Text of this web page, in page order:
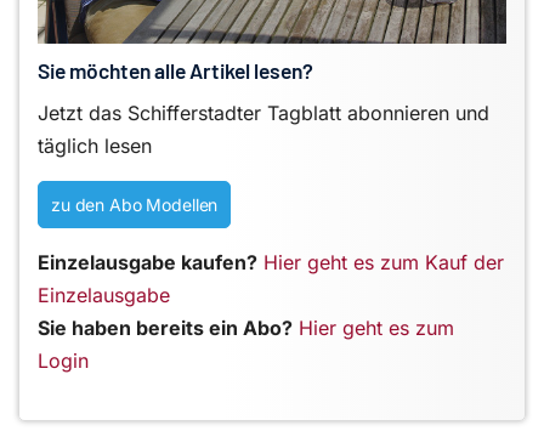
Sie möchten alle Artikel lesen?
Jetzt das Schifferstadter Tagblatt abonnieren und
täglich lesen
zu den Abo Modellen
Einzelausgabe kaufen? Hier geht es zum Kauf der
Einzelausgabe
Sie haben bereits ein Abo? Hier geht es zum
Login